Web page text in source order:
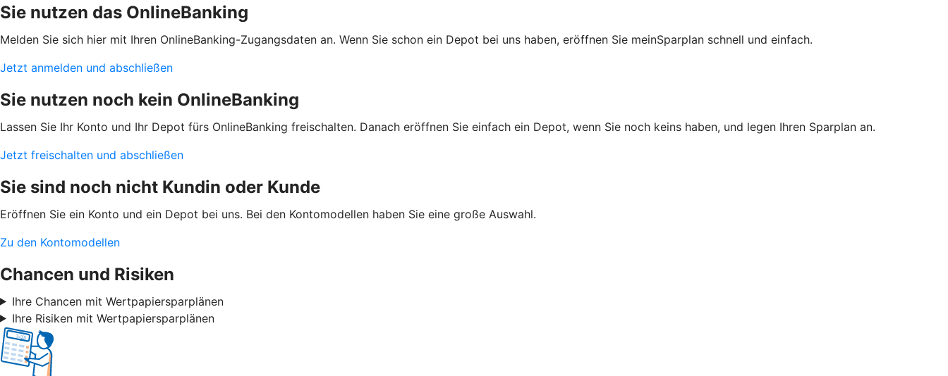
Sie nutzen das OnlineBanking
Melden Sie sich hier mit Ihren OnlineBanking-Zugangsdaten an. Wenn Sie schon ein Depot bei uns haben, eröffnen Sie meinSparplan schnell und einfach.
Jetzt anmelden und abschließen
Sie nutzen noch kein OnlineBanking
Lassen Sie Ihr Konto und Ihr Depot fürs OnlineBanking freischalten. Danach eröffnen Sie einfach ein Depot, wenn Sie noch keins haben, und legen Ihren Sparplan an.
Jetzt freischalten und abschließen
Sie sind noch nicht Kundin oder Kunde
Eröffnen Sie ein Konto und ein Depot bei uns. Bei den Kontomodellen haben Sie eine große Auswahl.
Zu den Kontomodellen
Chancen und Risiken
Ihre Chancen mit Wertpapiersparplänen
Ihre Risiken mit Wertpapiersparplänen